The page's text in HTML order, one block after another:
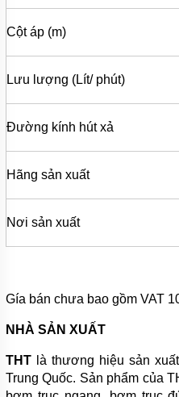
TỰ
ÁP
MÁY
KHÍ
KHUẤY
CHÌM
MÁY
BƠM
MÁY
MÀNG
KHÍ
BƠM
THÙNG
Cột áp (m)
Lưu lượng (Lít/ phút)
Đường kính hút xả
Hãng sản xuất
Nơi sản xuất
Gía bán chưa bao gồm VAT
NHÀ SẢN XUẤT
THT là thương hiệu sản
Trung Quốc. Sản phẩm của